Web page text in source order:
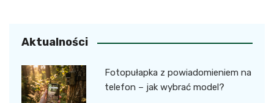
Aktualności
Fotopułapka z powiadomieniem na
telefon – jak wybrać model?